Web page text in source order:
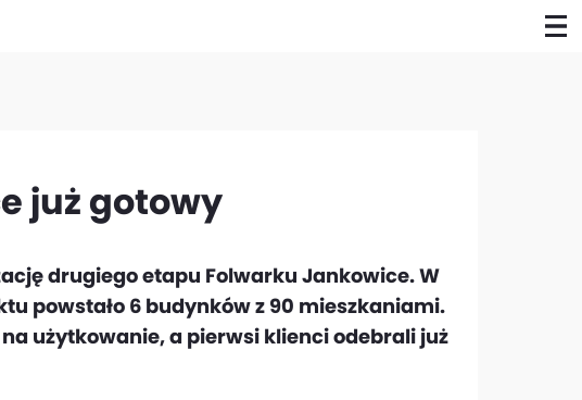
już gotowy
drugiego etapu Folwarku Jankowice. W
powstało 6 budynków z 90 mieszkaniami.
użytkowanie, a pierwsi klienci odebrali już